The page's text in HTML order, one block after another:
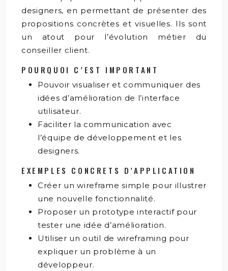
designers, en permettant de présenter des
propositions concrètes et visuelles. Ils sont
un atout pour l’évolution métier du
conseiller client.
POURQUOI C’EST IMPORTANT
Pouvoir visualiser et communiquer des
idées d’amélioration de l’interface
utilisateur.
Faciliter la communication avec
l’équipe de développement et les
designers.
EXEMPLES CONCRETS D’APPLICATION
Créer un wireframe simple pour illustrer
une nouvelle fonctionnalité.
Proposer un prototype interactif pour
tester une idée d’amélioration.
Utiliser un outil de wireframing pour
expliquer un problème à un
développeur.